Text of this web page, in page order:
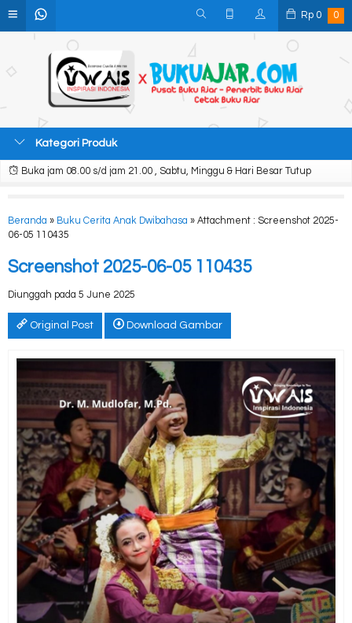
Rp 0 0
Kategori Produk
Buka jam 08.00 s/d jam 21.00 , Sabtu, Minggu & Hari Besar Tutup
Beranda » Buku Cerita Anak Dwibahasa » Attachment : Screenshot 2025-
06-05 110435
Screenshot 2025-06-05 110435
Diunggah pada 5 June 2025
Original Post Download Gambar